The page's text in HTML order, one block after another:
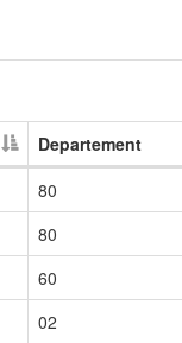
Departement
80
80
60
02